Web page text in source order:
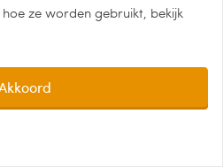
in Singlereis Nederland
ze worden gebruikt, bekijk